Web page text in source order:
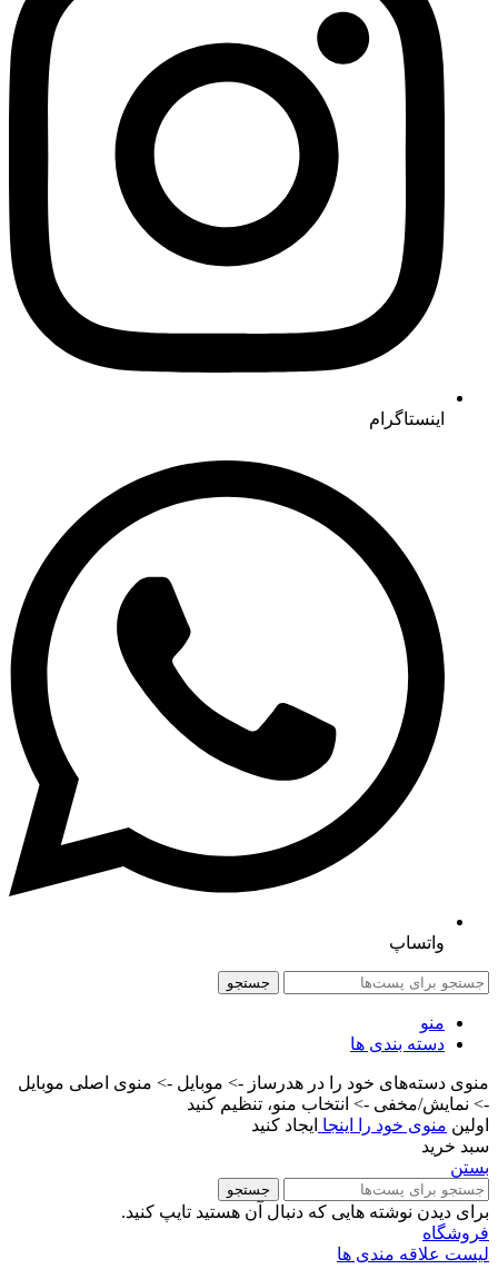
اینستاگرام
واتساپ
جستجو
منو
دسته بندی ها
منوی دسته‌های خود را در هدرساز -> موبایل -> منوی اصلی موبایل
-> نمایش/مخفی -> انتخاب منو، تنظیم کنید
اولین منوی خود را اینجا ایجاد کنید
سبد خرید
بستن
جستجو
برای دیدن نوشته هایی که دنبال آن هستید تایپ کنید.
فروشگاه
لیست علاقه مندی ها